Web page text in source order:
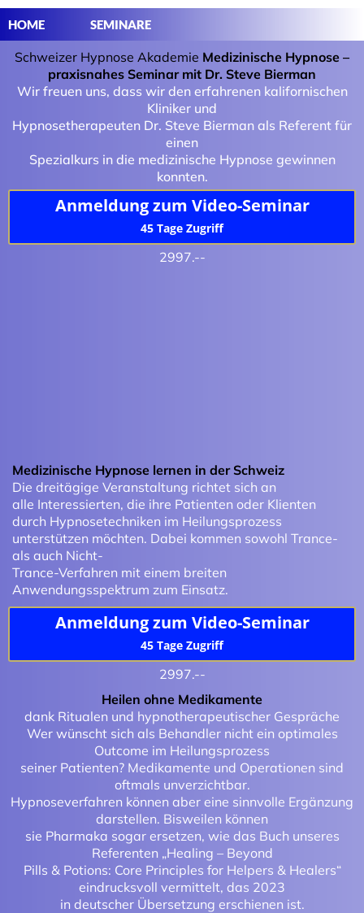
HOME SEMINARE
Schweizer Hypnose Akademie Medizinische Hypnose –
praxisnahes Seminar mit Dr. Steve Bierman
Wir freuen uns, dass wir den erfahrenen kalifornischen
Kliniker und
Hypnosetherapeuten Dr. Steve Bierman als Referent für
einen
Spezialkurs in die medizinische Hypnose gewinnen
konnten.
Anmeldung zum Video-Seminar
45 Tage Zugriff
2997.--
Medizinische Hypnose lernen in der Schweiz
Die dreitägige Veranstaltung richtet sich an
alle Interessierten, die ihre Patienten oder Klienten
durch Hypnosetechniken im Heilungsprozess
unterstützen möchten. Dabei kommen sowohl Trance-
als auch Nicht-
Trance-Verfahren mit einem breiten
Anwendungsspektrum zum Einsatz.
Anmeldung zum Video-Seminar
45 Tage Zugriff
2997.--
Heilen ohne Medikamente
dank Ritualen und hypnotherapeutischer Gespräche
Wer wünscht sich als Behandler nicht ein optimales
Outcome im Heilungsprozess
seiner Patienten? Medikamente und Operationen sind
oftmals unverzichtbar.
Hypnoseverfahren können aber eine sinnvolle Ergänzung
darstellen. Bisweilen können
sie Pharmaka sogar ersetzen, wie das Buch unseres
Referenten „Healing – Beyond
Pills & Potions: Core Principles for Helpers & Healers“
eindrucksvoll vermittelt, das 2023
in deutscher Übersetzung erschienen ist.